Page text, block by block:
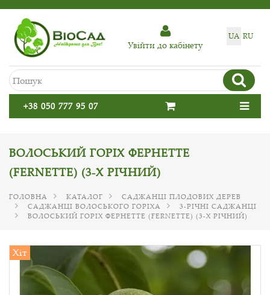
UA RU
Увiйти до кабiнету
+38 050 777 95 07
ВОЛОСЬКИЙ ГОРІХ ФЕРНЕТТЕ
(FERNETTE) (3-Х РІЧНИЙ)
ГОЛОВНА КАТАЛОГ
САДЖАНЦІ ПЛОДОВИХ ДЕРЕВ
САДЖАНЦІ ВОЛОСЬКОГО ГОРІХА
3-РІЧНІ САДЖАНЦІ
ВОЛОСЬКИЙ ГОРІХ ФЕРНЕТТЕ (FERNETTE) (3-Х РІЧНИЙ)
Хіт